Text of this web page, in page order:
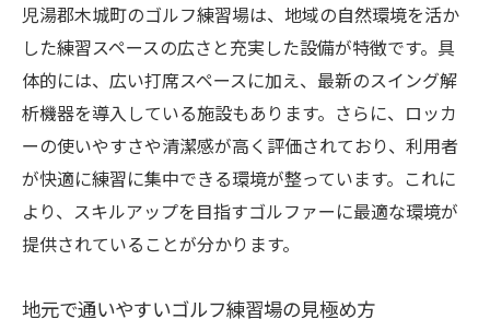
児湯郡木城町のゴルフ練習場は、地域の自然環境を活か
した練習スペースの広さと充実した設備が特徴です。具
体的には、広い打席スペースに加え、最新のスイング解
析機器を導入している施設もあります。さらに、ロッカ
ーの使いやすさや清潔感が高く評価されており、利用者
が快適に練習に集中できる環境が整っています。これに
より、スキルアップを目指すゴルファーに最適な環境が
提供されていることが分かります。
地元で通いやすいゴルフ練習場の見極め方